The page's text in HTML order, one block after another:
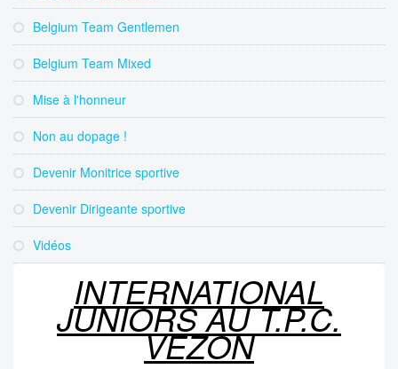
Belgium Team Gentlemen
Belgium Team Mixed
Mise à l'honneur
Non au dopage !
Devenir Monitrice sportive
Devenir Dirigeante sportive
Vidéos
INTERNATIONAL
JUNIORS AU T.P.C.
VEZON